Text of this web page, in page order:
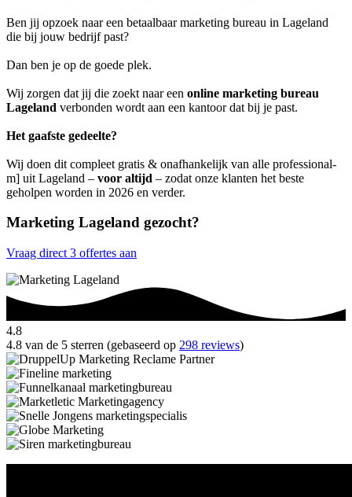
Ben jij opzoek naar een betaalbaar marketing bureau in Lageland
die bij jouw bedrijf past?
Dan ben je op de goede plek.
Wij zorgen dat jij die zoekt naar een online marketing bureau
Lageland verbonden wordt aan een kantoor dat bij je past.
Het gaafste gedeelte?
Wij doen dit compleet gratis & onafhankelijk van alle professional-
m] uit Lageland – voor altijd – zodat onze klanten het beste
geholpen worden in 2026 en verder.
Marketing Lageland gezocht?
Vraag direct 3 offertes aan
4.8
4.8 van de 5 sterren (gebaseerd op 298 reviews)